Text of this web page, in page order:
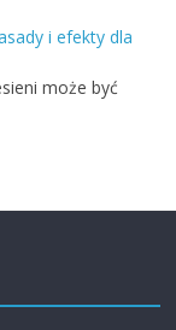
i efekty dla
może być